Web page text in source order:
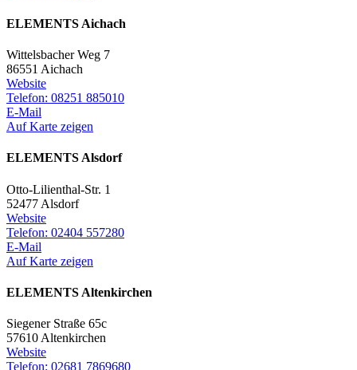
ELEMENTS Aichach
Wittelsbacher Weg 7
86551 Aichach
Website
Telefon: 08251 885010
E-Mail
Auf Karte zeigen
ELEMENTS Alsdorf
Otto-Lilienthal-Str. 1
52477 Alsdorf
Website
Telefon: 02404 557280
E-Mail
Auf Karte zeigen
ELEMENTS Altenkirchen
Siegener Straße 65c
57610 Altenkirchen
Website
Telefon: 02681 7869680